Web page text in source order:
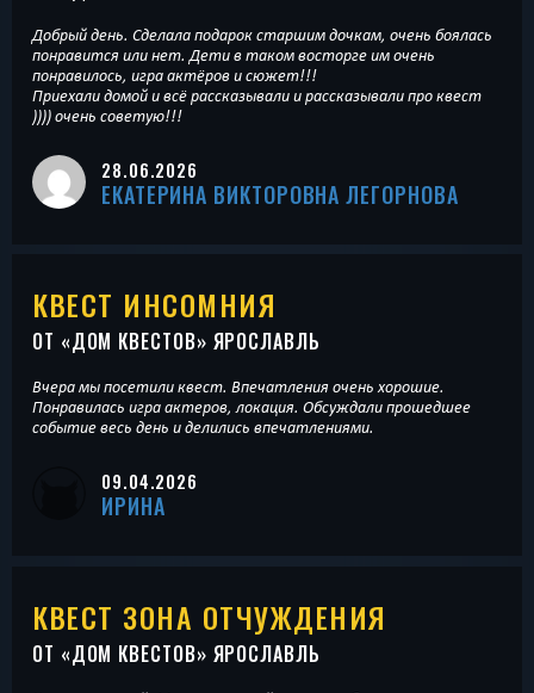
Добрый день. Сделала подарок старшим дочкам, очень боялась
понравится или нет. Дети в таком восторге им очень
понравилось, игра актёров и сюжет!!!
Приехали домой и всё рассказывали и рассказывали про квест
)))) очень советую!!!
28.06.2026
ЕКАТЕРИНА ВИКТОРОВНА ЛЕГОРНОВА
КВЕСТ ИНСОМНИЯ
ОТ «ДОМ КВЕСТОВ» ЯРОСЛАВЛЬ
Вчера мы посетили квест. Впечатления очень хорошие.
Понравилась игра актеров, локация. Обсуждали прошедшее
событие весь день и делились впечатлениями.
09.04.2026
ИРИНА
КВЕСТ ЗОНА ОТЧУЖДЕНИЯ
ОТ «ДОМ КВЕСТОВ» ЯРОСЛАВЛЬ